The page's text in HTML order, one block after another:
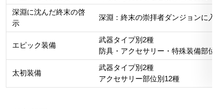
深淵に沈んだ終末の啓
示
深淵：終末の崇拝者ダンジョンに
エピック装備
武器タイプ別2種
防具・アクセサリー・特殊装備部位
太初装備
武器タイプ別2種
アクセサリー部位別12種